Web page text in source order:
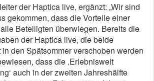
der Haptica live, ergänzt: „Wir sind
gekommen, dass die Vorteile einer
Beteiligten überwiegen. Bereits die
der Haptica live, die beide
den Spätsommer verschoben werden
dass die ‚Erlebniswelt
auch in der zweiten Jahreshälfte